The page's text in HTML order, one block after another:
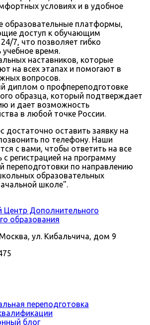
условиях и в удобное
образовательные платформы,
доступ к обучающим
7, что позволяет гибко
учебное время.
наставников, которые
на всех этапах и помогают в
вопросов.
диплом о профпереподготовке
образца, который подтверждает
и дает возможность
в любой точке России.
достаточно оставить заявку на
по телефону. Наши
с вами, чтобы ответить на все
регистрацией на программу
переподготовки по направлению
образовательных
школе".
Центр Дополнительного
образования
ул. Кибальчича, дом 9
переподготовка
блог